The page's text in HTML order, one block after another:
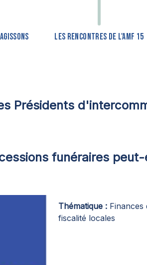
LES RENCONTRES DE L'AMF 15
Présidents
funéraires
Thématique
Finances
fiscalité locales